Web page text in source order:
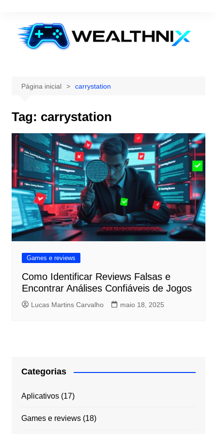
conteúdo
Página inicial carrystation
Tag: carrystation
Games e reviews
Como Identificar Reviews Falsas e
Encontrar Análises Confiáveis de Jogos
Lucas Martins Carvalho maio 18, 2025
Categorias
Aplicativos(17)
Games e reviews(18)